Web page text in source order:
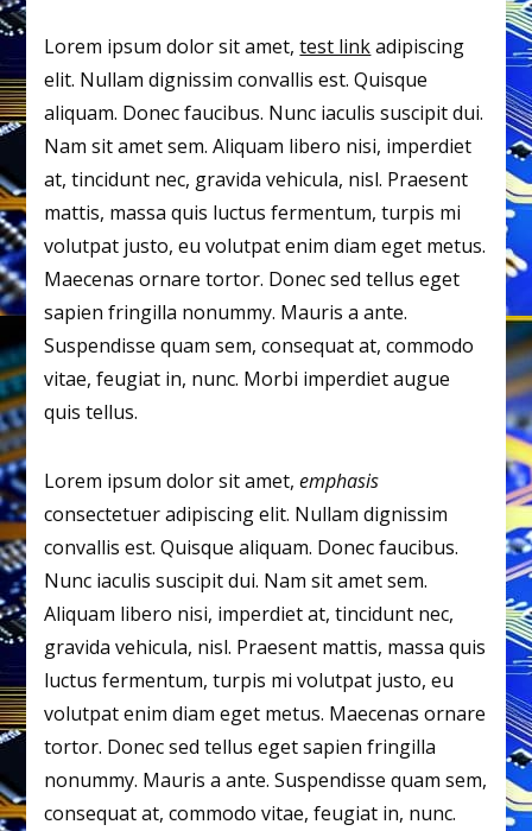
Lorem ipsum dolor sit amet,test linkadipiscing
elit. Nullam dignissim convallis est. Quisque
aliquam. Donec faucibus. Nunc iaculis suscipit dui.
Nam sit amet sem. Aliquam libero nisi, imperdiet
at, tincidunt nec, gravida vehicula, nisl. Praesent
mattis, massa quis luctus fermentum, turpis mi
volutpat justo, eu volutpat enim diam eget metus.
Maecenas ornare tortor. Donec sed tellus eget
sapien fringilla nonummy. Mauris a ante.
Suspendisse quam sem, consequat at, commodo
vitae, feugiat in, nunc. Morbi imperdiet augue
quis tellus.
Lorem ipsum dolor sit amet,emphasis
consectetuer adipiscing elit. Nullam dignissim
convallis est. Quisque aliquam. Donec faucibus.
Nunc iaculis suscipit dui. Nam sit amet sem.
Aliquam libero nisi, imperdiet at, tincidunt nec,
gravida vehicula, nisl. Praesent mattis, massa quis
luctus fermentum, turpis mi volutpat justo, eu
volutpat enim diam eget metus. Maecenas ornare
tortor. Donec sed tellus eget sapien fringilla
nonummy. Mauris a ante. Suspendisse quam sem,
consequat at, commodo vitae, feugiat in, nunc.